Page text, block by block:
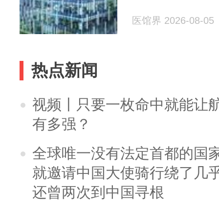
医馆界 2026-08-05
热点新闻
视频丨只要一枚命中就能让
有多强？
全球唯一没有法定首都的国
就邀请中国大使骑行绕了几
还曾两次到中国寻根